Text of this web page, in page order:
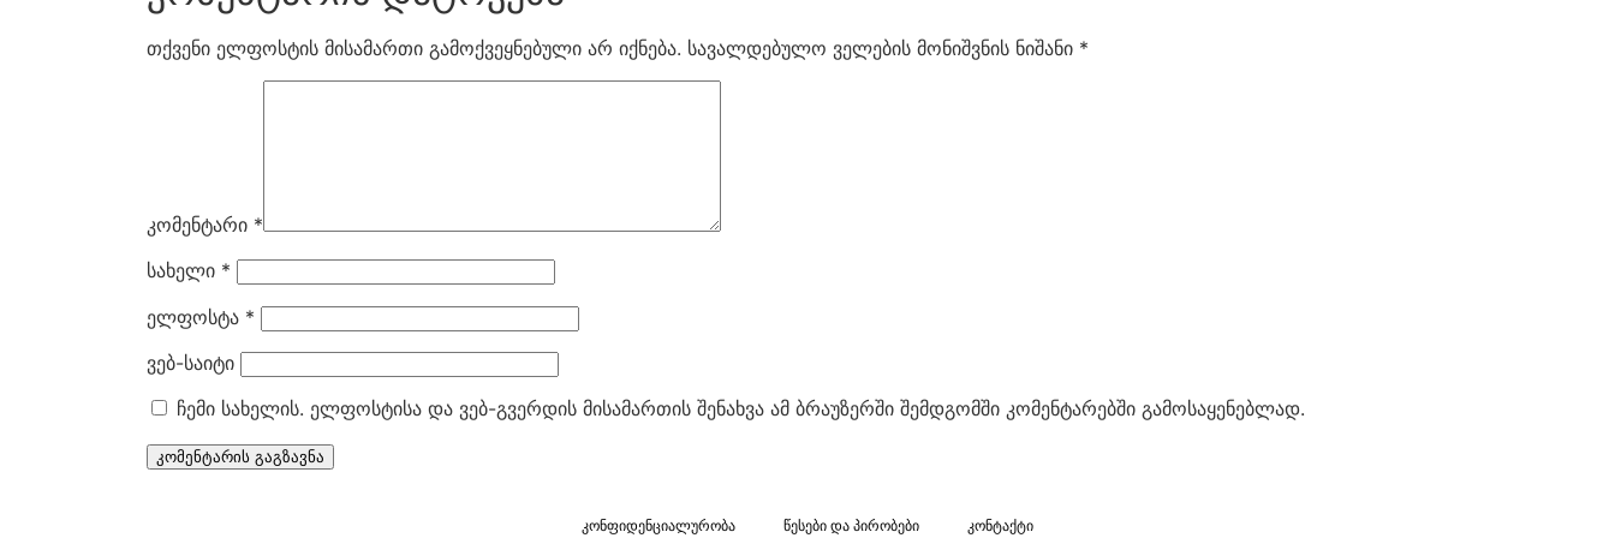
თქვენი ელფოსტის მისამართი გამოქვეყნებული არ იქნება. სავალდებულო ველების მონიშვნის ნიშანი *
კომენტარი *
სახელი *
ელფოსტა *
ვებ-საიტი
ჩემი სახელის. ელფოსტისა და ვებ-გვერდის მისამართის შენახვა ამ ბრაუზერში შემდგომში კომენტარებში გამოსაყენებლად.
კონფიდენციალურობა წესები და პირობები კონტაქტი